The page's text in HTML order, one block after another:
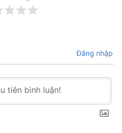
Đăng nhập